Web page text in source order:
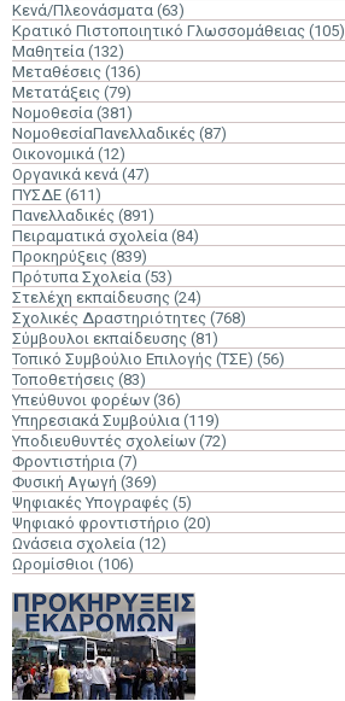
Κενά/Πλεονάσματα (63)
Κρατικό Πιστοποιητικό Γλωσσομάθειας (105)
Μαθητεία (132)
Μεταθέσεις (136)
Μετατάξεις (79)
Νομοθεσία (381)
ΝομοθεσίαΠανελλαδικές (87)
Οικονομικά (12)
Οργανικά κενά (47)
ΠΥΣΔΕ (611)
Πανελλαδικές (891)
Πειραματικά σχολεία (84)
Προκηρύξεις (839)
Πρότυπα Σχολεία (53)
Στελέχη εκπαίδευσης (24)
Σχολικές Δραστηριότητες (768)
Σύμβουλοι εκπαίδευσης (81)
Τοπικό Συμβούλιο Επιλογής (ΤΣΕ) (56)
Τοποθετήσεις (83)
Υπεύθυνοι φορέων (36)
Υπηρεσιακά Συμβούλια (119)
Υποδιευθυντές σχολείων (72)
Φροντιστήρια (7)
Φυσική Αγωγή (369)
Ψηφιακές Υπογραφές (5)
Ψηφιακό φροντιστήριο (20)
Ωνάσεια σχολεία (12)
Ωρομίσθιοι (106)